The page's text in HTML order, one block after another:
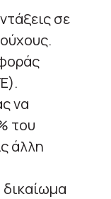
σε
να
του
άλλη
δικαίωμα